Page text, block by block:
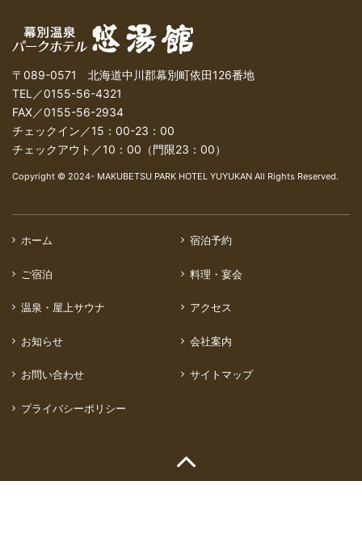
〒089-0571 北海道中川郡幕別町依田126番地
TEL／0155-56-4321
FAX／0155-56-2934
チェックイン／15：00-23：00
チェックアウト／10：00（門限23：00）
Copyright © 2024- MAKUBETSU PARK HOTEL YUYUKAN All Rights Reserved.
ホーム 宿泊予約
ご宿泊 料理・宴会
温泉・屋上サウナ アクセス
お知らせ 会社案内
お問い合わせ サイトマップ
プライバシーポリシー